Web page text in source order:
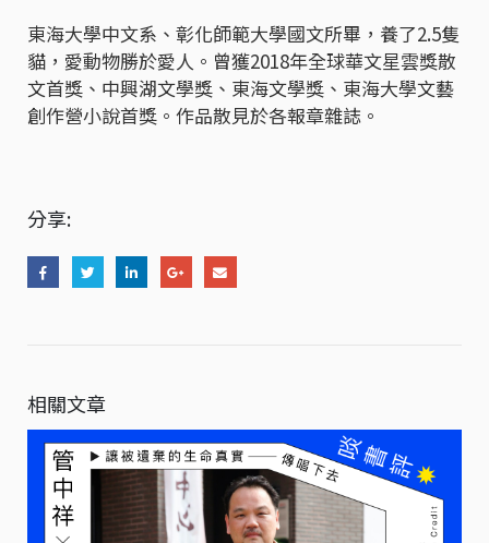
東海大學中文系、彰化師範大學國文所畢，養了2.5隻
貓，愛動物勝於愛人。曾獲2018年全球華文星雲獎散
文首獎、中興湖文學獎、東海文學獎、東海大學文藝
創作營小說首獎。作品散見於各報章雜誌。
分享:
相關文章